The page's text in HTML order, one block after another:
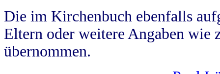
Die im Kirchenbuch ebenfalls
Eltern oder weitere Angaben wie
übernommen.